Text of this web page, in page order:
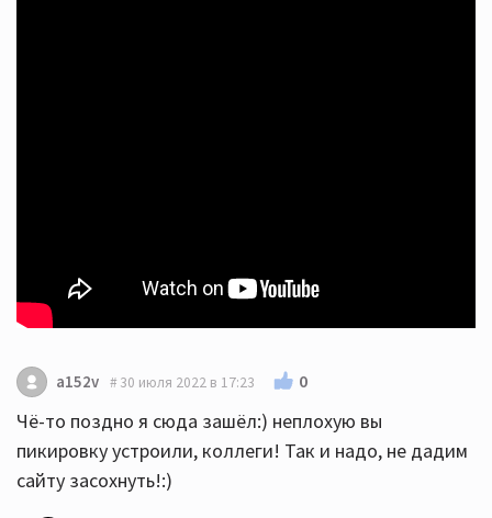
a152v 30 июля 2022 в 17:23 0
Чё-то поздно я сюда зашёл:) неплохую вы
пикировку устроили, коллеги! Так и надо, не дадим
сайту засохнуть!:)